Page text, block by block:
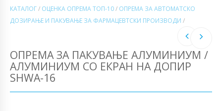
КАТАЛОГ/ ОЦЕНКА ОПРЕМА ТОП-10/ ОПРЕМА ЗА АВТОМАТСКО
ДОЗИРАЊЕ И ПАКУВАЊЕ ЗА ФАРМАЦЕВТСКИ ПРОИЗВОДИ /
ОПРЕМА ЗА ПАКУВАЊЕ АЛУМИНИУМ /
АЛУМИНИУМ СО ЕКРАН НА ДОПИР
SHWA-16